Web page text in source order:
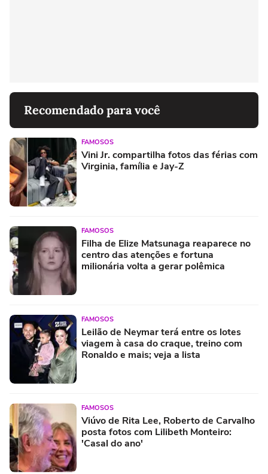
Recomendado para você
FAMOSOS
Vini Jr. compartilha fotos das férias com
Virginia, família e Jay-Z
FAMOSOS
Filha de Elize Matsunaga reaparece no
centro das atenções e fortuna
milionária volta a gerar polêmica
FAMOSOS
Leilão de Neymar terá entre os lotes
viagem à casa do craque, treino com
Ronaldo e mais; veja a lista
FAMOSOS
Viúvo de Rita Lee, Roberto de Carvalho
posta fotos com Lilibeth Monteiro:
'Casal do ano'